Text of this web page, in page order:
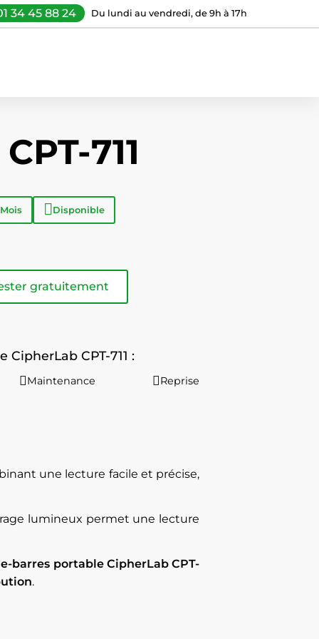
34 45 88 24 Du lundi au vendredi, de 9h à 17h
711
Mois Disponible
gratuitement
CPT-711 :
Maintenance Reprise
une lecture facile et précise,
lumineux permet une lecture
barres portable CipherLab CPT-
.